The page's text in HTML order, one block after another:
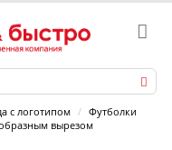
с логотипом
Футболки
вырезом